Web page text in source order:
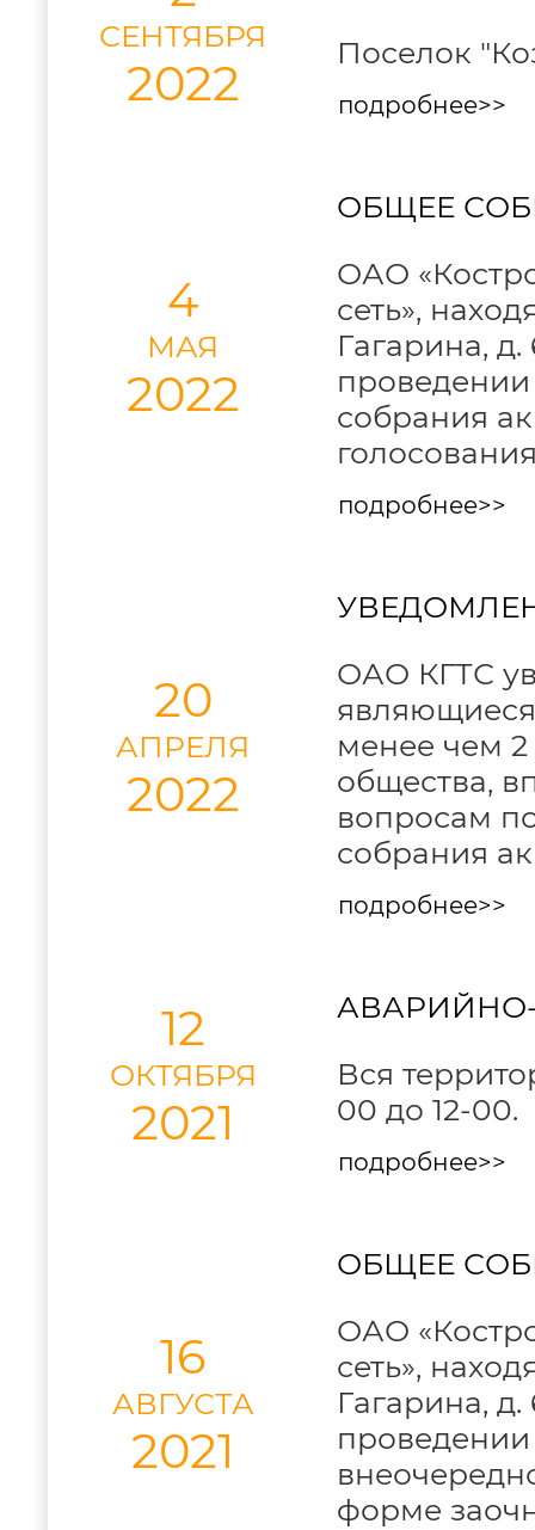
СЕНТЯБРЯ
2022
Поселок
подробнее>>
4
МАЯ
2022
ОБЩЕЕ
ОАО
сеть»,
Гагарина,
проведении
собрания
подробнее>>
20
АПРЕЛЯ
2022
ОАО КГТС
менее чем
общества,
вопросам
собрания
подробнее>>
12
ОКТЯБРЯ
2021
Вся
00 до 12-00.
подробнее>>
16
АВГУСТА
2021
ОБЩЕЕ
ОАО
сеть»,
Гагарина,
проведении
форме